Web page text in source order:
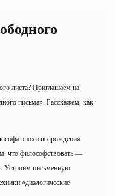
листа? Приглашаем на
письма». Расскажем, как
эпохи возрождения
что философствовать —
Устроим письменную
«диалогические